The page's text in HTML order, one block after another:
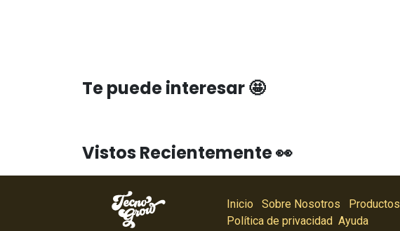
Te puede interesar 🤩
Vistos Recientemente 👀
Inicio Sobre Nosotros Productos
Política de privacidad Ayuda